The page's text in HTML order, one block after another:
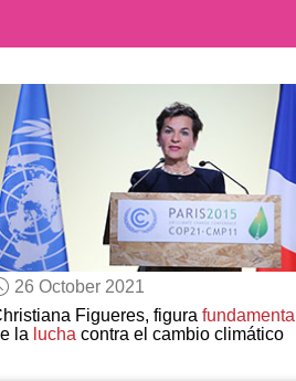
26 October 2021
Figueres, figura fundamental
la luchacontra el cambio climático